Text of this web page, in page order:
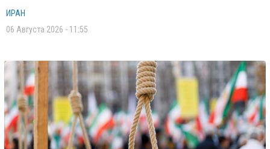
ИРАН
06 Августа 2026 - 11:55